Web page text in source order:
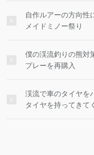
自作ルアーの方向性
メイドミノー祭り
僕の渓流釣りの熊対
プレーを再購入
渓流で車のタイヤを
タイヤを持ってきて